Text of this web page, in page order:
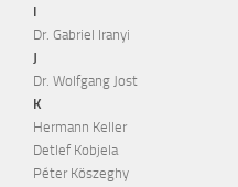
I
Dr. Gabriel Iranyi
J
Dr. Wolfgang Jost
K
Hermann Keller
Detlef Kobjela
Péter Köszeghy